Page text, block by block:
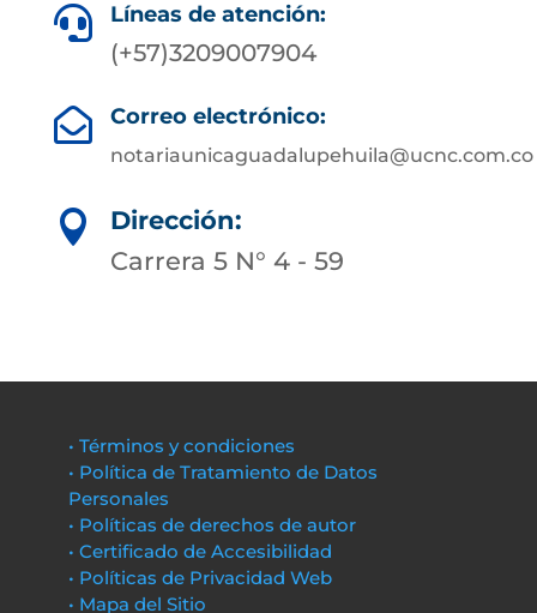
 Líneas de atención:
(+57)3209007904
 Correo electrónico:
notariaunicaguadalupehuila@ucnc.com.co

Dirección:
Carrera 5 N° 4 - 59
• Términos y condiciones
• Política de Tratamiento de Datos
Personales
• Políticas de derechos de autor
• Certificado de Accesibilidad
• Políticas de Privacidad Web
• Mapa del Sitio